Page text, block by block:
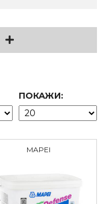
ПОКАЖИ:
MAPEI